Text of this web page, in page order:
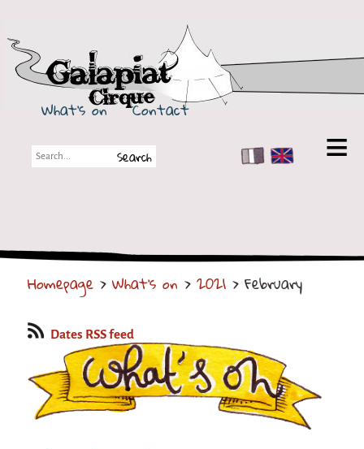
Galapiat Cirque
What's on
Contact
FR EN
Big Tops
Partners
Shows
Shows
Attraction Capillaire
BLANC
Homepage > What's on > 2021 > February
Dates RSS feed